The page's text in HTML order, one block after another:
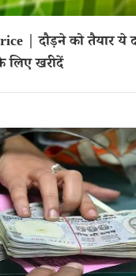
| दौड़ने को तैयार ये
लिए खरीदें